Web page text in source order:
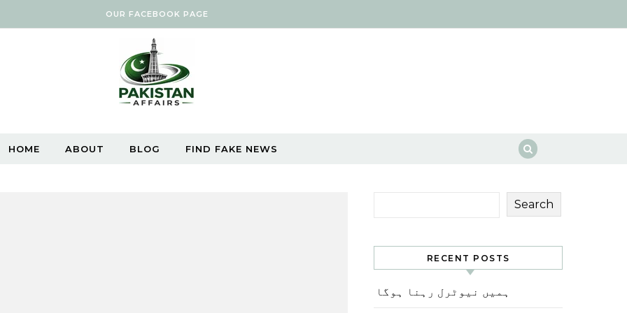
OUR FACEBOOK PAGE
HOME ABOUT BLOG FIND FAKE NEWS
Search
RECENT POSTS
ہمیں نیوٹرل رہنا ہوگا